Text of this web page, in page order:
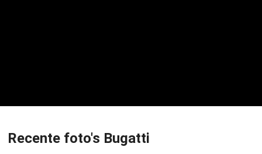
Recente foto's Bugatti